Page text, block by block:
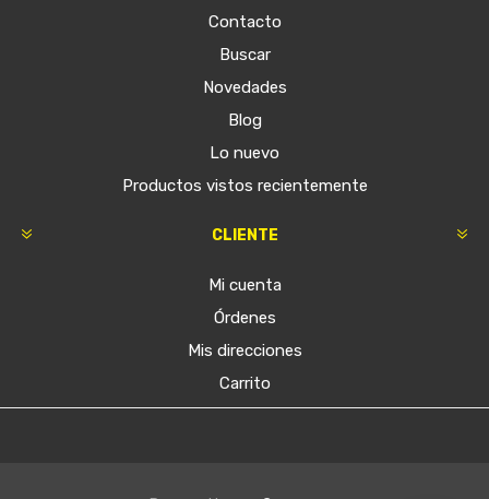
Contacto
Buscar
Novedades
Blog
Lo nuevo
Productos vistos recientemente
CLIENTE
Mi cuenta
Órdenes
Mis direcciones
Carrito